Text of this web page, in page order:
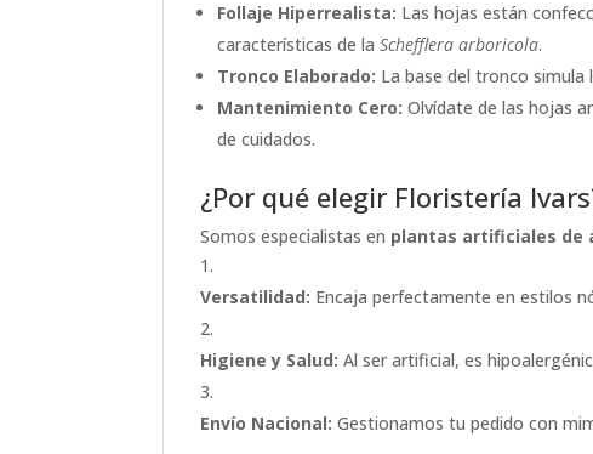
Follaje Hiperrealista: Las hojas están
características de laSchefflera arboricola.
Tronco Elaborado: La base del tronco
Mantenimiento Cero: Olvídate de las hojas
de cuidados.
¿Por qué elegir Floristería
Somos especialistas en plantas artificiales de
Versatilidad: Encaja perfectamente en estilos
Higiene y Salud: Al ser artificial, es
Envío Nacional: Gestionamos tu pedido con